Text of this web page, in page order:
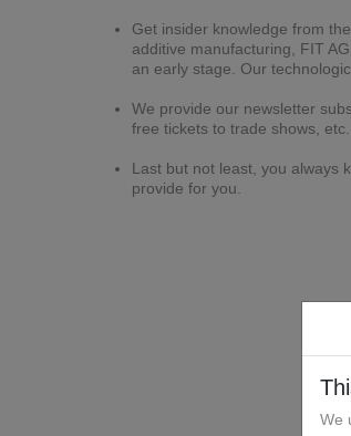
Get insider knowledge from
additive manufacturing, FIT
an early stage. Our
We provide our newsletter
free tickets to trade shows, etc.
Last but not least, you always
provide for you.